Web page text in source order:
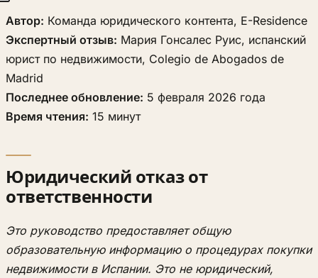
Автор: Команда юридического контента, E-Residence
Экспертный отзыв: Мария Гонсалес Руис, испанский
юрист по недвижимости, Colegio de Abogados de
Madrid
Последнее обновление: 5 февраля 2026 года
Время чтения: 15 минут
Юридический отказ от
ответственности
Это руководство предоставляет общую
образовательную информацию о процедурах покупки
недвижимости в Испании. Это не юридический,